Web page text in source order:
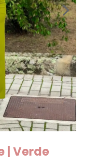
| Verde